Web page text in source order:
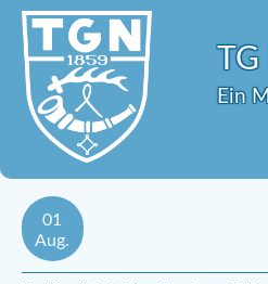
Ein
01
Aug.